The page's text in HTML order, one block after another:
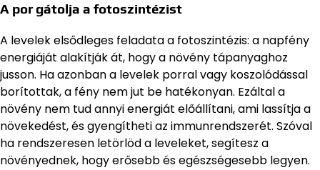
A por gátolja a fotoszintézist
A levelek elsődleges feladata a fotoszintézis: a napfény
energiáját alakítják át, hogy a növény tápanyaghoz
jusson. Ha azonban a levelek porral vagy koszolódással
borítottak, a fény nem jut be hatékonyan. Ezáltal a
növény nem tud annyi energiát előállítani, ami lassítja a
növekedést, és gyengítheti az immunrendszerét. Szóval
ha rendszeresen letörlöd a leveleket, segítesz a
növényednek, hogy erősebb és egészségesebb legyen.